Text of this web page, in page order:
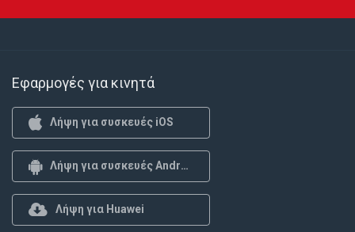
Εφαρμογές για κινητά
Λήψη για συσκευές iOS
Λήψη για συσκευές Android
Λήψη για Huawei